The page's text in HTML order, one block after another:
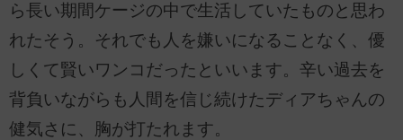
ら長い期間ケージの中で生活していたものと思わ
れたそう。それでも人を嫌いになることなく、優
しくて賢いワンコだったといいます。辛い過去を
背負いながらも人間を信じ続けたディアちゃんの
健気さに、胸が打たれます。